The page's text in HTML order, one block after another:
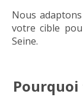
Nous
votre cible
Seine.